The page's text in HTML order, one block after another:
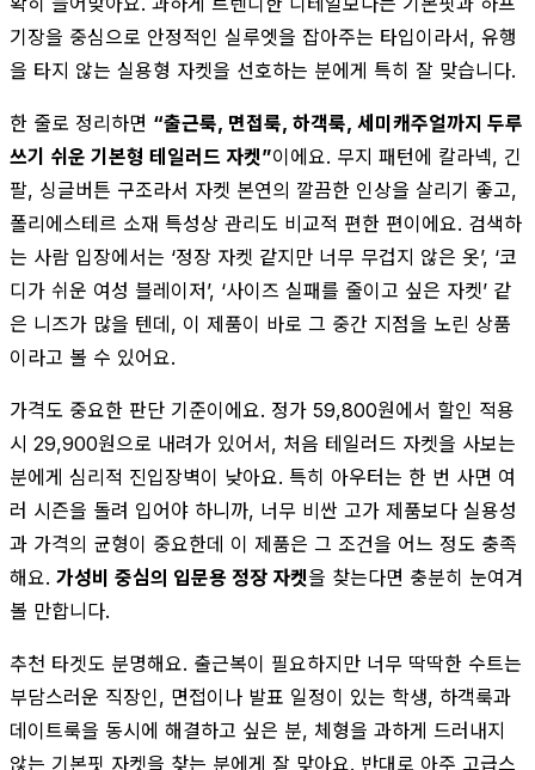
기장을 중심으로 안정적인 실루엣을 잡아주는 타입이라서, 유행
을 타지 않는 실용형 자켓을 선호하는 분에게 특히 잘 맞습니다.
한 줄로 정리하면 “출근룩, 면접룩, 하객룩, 세미캐주얼까지 두루
쓰기 쉬운 기본형 테일러드 자켓”이에요. 무지 패턴에 칼라넥, 긴
팔, 싱글버튼 구조라서 자켓 본연의 깔끔한 인상을 살리기 좋고,
폴리에스테르 소재 특성상 관리도 비교적 편한 편이에요. 검색하
는 사람 입장에서는 ‘정장 자켓 같지만 너무 무겁지 않은 옷’, ‘코
디가 쉬운 여성 블레이저’, ‘사이즈 실패를 줄이고 싶은 자켓’ 같
은 니즈가 많을 텐데, 이 제품이 바로 그 중간 지점을 노린 상품
이라고 볼 수 있어요.
가격도 중요한 판단 기준이에요. 정가 59,800원에서 할인 적용
시 29,900원으로 내려가 있어서, 처음 테일러드 자켓을 사보는
분에게 심리적 진입장벽이 낮아요. 특히 아우터는 한 번 사면 여
러 시즌을 돌려 입어야 하니까, 너무 비싼 고가 제품보다 실용성
과 가격의 균형이 중요한데 이 제품은 그 조건을 어느 정도 충족
해요. 가성비 중심의 입문용 정장 자켓을 찾는다면 충분히 눈여겨
볼 만합니다.
추천 타겟도 분명해요. 출근복이 필요하지만 너무 딱딱한 수트는
부담스러운 직장인, 면접이나 발표 일정이 있는 학생, 하객룩과
데이트룩을 동시에 해결하고 싶은 분, 체형을 과하게 드러내지
않는 기본핏 자켓을 찾는 분에게 잘 맞아요. 반대로 아주 고급스